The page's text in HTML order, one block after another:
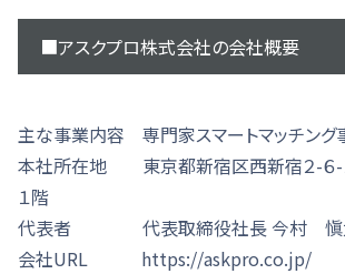
■アスクプロ株式会社の会社概要
主な事業内容 専門家スマートマッチング
本社所在地 東京都新宿区西新宿２-６-
１階
代表者 代表取締役社長 今村 愼
会社URL https://askpro.co.jp/